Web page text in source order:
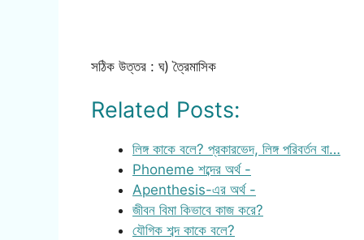
সঠিক উত্তর : ঘ) ত্রৈমাসিক
Related Posts:
লিঙ্গ কাকে বলে? প্রকারভেদ, লিঙ্গ পরিবর্তন বা…
Phoneme শব্দের অর্থ -
Apenthesis-এর অর্থ -
জীবন বিমা কিভাবে কাজ করে?
যৌগিক শব্দ কাকে বলে?